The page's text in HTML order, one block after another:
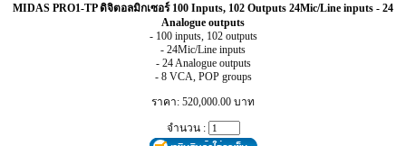
MIDAS PRO1-TP ดิจิตอลมิกเซอร์ 100 Inputs, 102 Outputs 24Mic/Line inputs - 24
Analogue outputs
- 100 inputs, 102 outputs
- 24Mic/Line inputs
- 24 Analogue outputs
- 8 VCA, POP groups
ราคา: 520,000.00 บาท
จำนวน :